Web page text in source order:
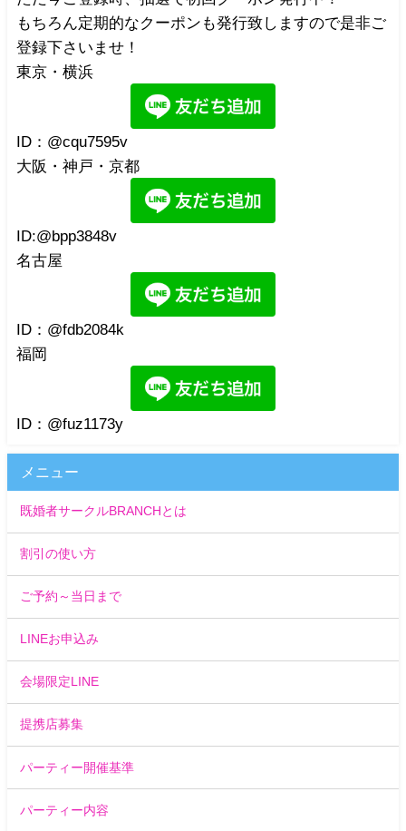
もちろん定期的なクーポンも発行致しますので是非ご
登録下さいませ！
東京・横浜
ID：@cqu7595v
大阪・神戸・京都
ID:@bpp3848v
名古屋
ID：@fdb2084k
福岡
ID：@fuz1173y
メニュー
既婚者サークルBRANCHとは
割引の使い方
ご予約～当日まで
LINEお申込み
会場限定LINE
提携店募集
パーティー開催基準
パーティー内容